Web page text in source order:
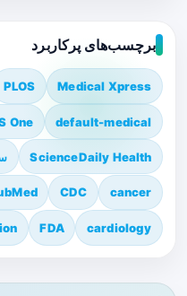
برچسب‌های پرکاربرد
Medical Xpress
PLOS
default-medical
One
ScienceDaily Health
cancer
CDC
cardiology
FDA